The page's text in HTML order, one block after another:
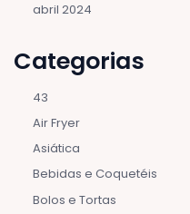
abril 2024
Categorias
43
Air Fryer
Asiática
Bebidas e Coquetéis
Bolos e Tortas